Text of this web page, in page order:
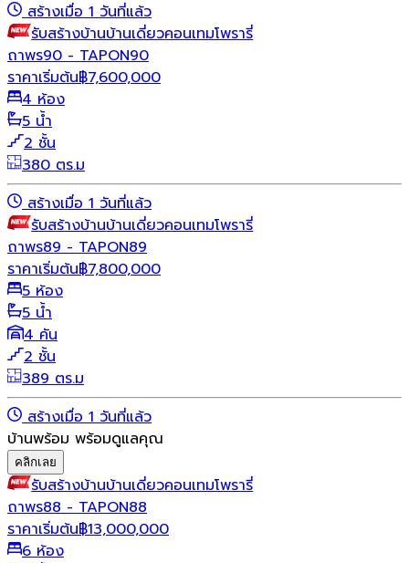
สร้างเมื่อ 1 วันที่แล้ว
รับสร้างบ้านบ้านเดี่ยวคอนเทมโพรารี่
ถาพร90 - TAPON90
ราคาเริ่มต้น฿7,600,000
4 ห้อง
5 น้ำ
2 ชั้น
380 ตร.ม
สร้างเมื่อ 1 วันที่แล้ว
รับสร้างบ้านบ้านเดี่ยวคอนเทมโพรารี่
ถาพร89 - TAPON89
ราคาเริ่มต้น฿7,800,000
5 ห้อง
5 น้ำ
4 คัน
2 ชั้น
389 ตร.ม
สร้างเมื่อ 1 วันที่แล้ว
บ้านพร้อม พร้อมดูแลคุณ
คลิกเลย
รับสร้างบ้านบ้านเดี่ยวคอนเทมโพรารี่
ถาพร88 - TAPON88
ราคาเริ่มต้น฿13,000,000
6 ห้อง